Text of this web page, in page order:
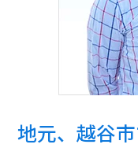
地元、越谷